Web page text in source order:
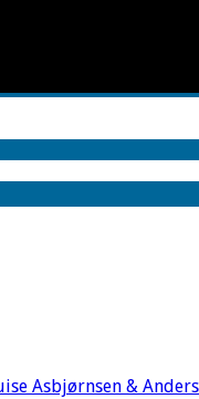
Asbjørnsen &